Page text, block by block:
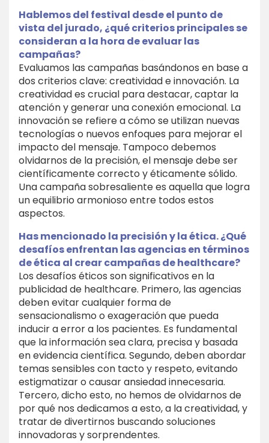
Hablemos del festival desde el punto de
vista del jurado, ¿qué criterios principales se
consideran a la hora de evaluar las
campañas?
Evaluamos las campañas basándonos en base a
dos criterios clave: creatividad e innovación. La
creatividad es crucial para destacar, captar la
atención y generar una conexión emocional. La
innovación se refiere a cómo se utilizan nuevas
tecnologías o nuevos enfoques para mejorar el
impacto del mensaje. Tampoco debemos
olvidarnos de la precisión, el mensaje debe ser
científicamente correcto y éticamente sólido.
Una campaña sobresaliente es aquella que logra
un equilibrio armonioso entre todos estos
aspectos.
Has mencionado la precisión y la ética. ¿Qué
desafíos enfrentan las agencias en términos
de ética al crear campañas de healthcare?
Los desafíos éticos son significativos en la
publicidad de healthcare. Primero, las agencias
deben evitar cualquier forma de
sensacionalismo o exageración que pueda
inducir a error a los pacientes. Es fundamental
que la información sea clara, precisa y basada
en evidencia científica. Segundo, deben abordar
temas sensibles con tacto y respeto, evitando
estigmatizar o causar ansiedad innecesaria.
Tercero, dicho esto, no hemos de olvidarnos de
por qué nos dedicamos a esto, a la creatividad, y
tratar de divertirnos buscando soluciones
innovadoras y sorprendentes.